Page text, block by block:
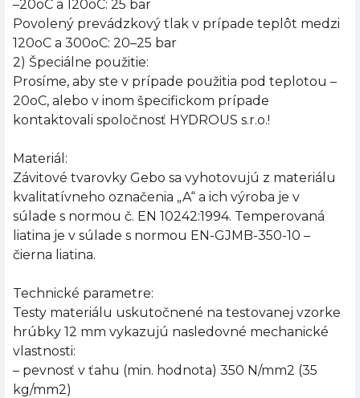
–20oC a 120oC: 25 bar
Povolený prevádzkový tlak v prípade teplôt medzi
120oC a 300oC: 20–25 bar
2) Špeciálne použitie:
Prosíme, aby ste v prípade použitia pod teplotou –
20oC, alebo v inom špecifickom prípade
kontaktovali spoločnosť HYDROUS s.r.o.!
Materiál:
Závitové tvarovky Gebo sa vyhotovujú z materiálu
kvalitatívneho označenia „A“ a ich výroba je v
súlade s normou č. EN 10242:1994. Temperovaná
liatina je v súlade s normou EN-GJMB-350-10 –
čierna liatina.
Technické parametre:
Testy materiálu uskutočnené na testovanej vzorke
hrúbky 12 mm vykazujú nasledovné mechanické
vlastnosti:
– pevnosť v ťahu (min. hodnota) 350 N/mm2 (35
kg/mm2)